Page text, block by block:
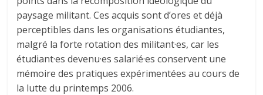
paysage militant. Ces acquis sont d’ores et déjà
perceptibles dans les organisations étudiantes,
malgré la forte rotation des militant·es, car les
étudiant·es devenu·es salarié·es conservent une
mémoire des pratiques expérimentées au cours de
la lutte du printemps 2006.